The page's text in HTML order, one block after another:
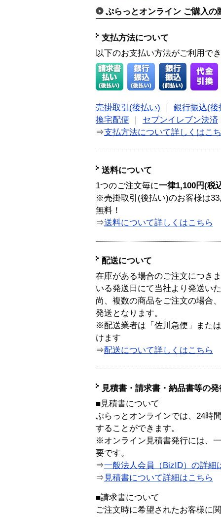
ぷらっとオンライン ご購入の
支払方法について
以下のお支払い方法がご利用で
売掛取引(後払い)
銀行振込(後
換宅配便
セブンイレブン決済
⇒支払方法について詳しくはこ
送料について
1つのご注文毎に一律1,100円(税
※売掛取引(後払い)のお客様は
無料！
⇒送料について詳しくはこちら
配送について
在庫がある場合のご注文につき
いる発送日にて当社より発送い
尚、複数の商品をご注文の場合
発送となります。
※配送業者は「佐川急便」また
けます
⇒配送について詳しくはこちら
見積書・請求書・納品書等の
■見積書について
ぷらっとオンラインでは、24時
することができます。
※オンライン見積書発行には、
要です。
⇒一般法人会員（BizID）の詳細
⇒ 見積書について詳細はこちら
■請求書について
ご注文時に希望されたお客様に